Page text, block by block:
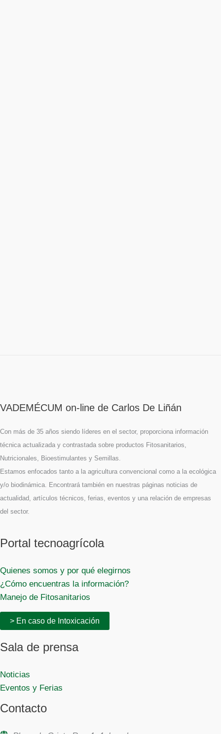
VADEMÉCUM on-line de Carlos De Liñán
Con más de 35 años siendo líderes en el sector, proporciona información
técnica actualizada y contrastada sobre productos Fitosanitarios,
Nutricionales, Bioestimulantes y Semillas.
Estamos enfocados tanto a la agricultura convencional como a la ecológica
y/o biodinámica. Encontrará también en nuestras páginas noticias de
actualidad, artículos técnicos, ferias, eventos y una relación de empresas
del sector.
Portal tecnoagrícola
Quienes somos y por qué elegirnos
¿Cómo encuentras la información?
Manejo de Fitosanitarios
> En caso de Intoxicación
Sala de prensa
Noticias
Eventos y Ferias
Contacto